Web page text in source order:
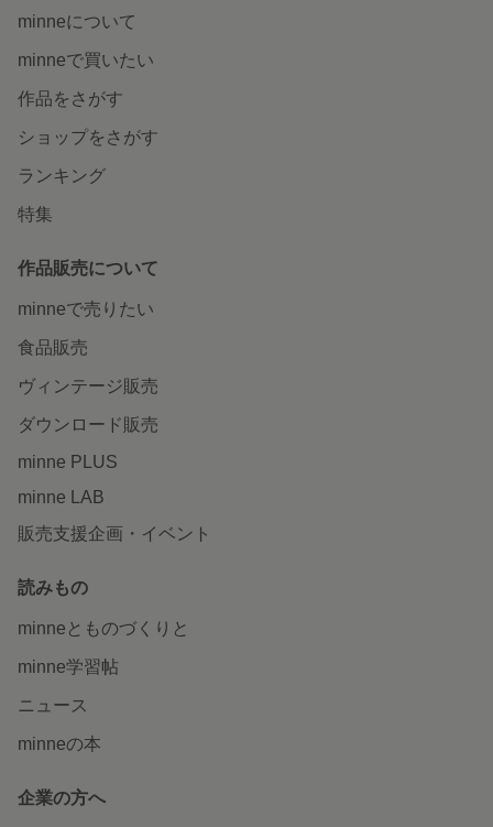
minneについて
minneで買いたい
作品をさがす
ショップをさがす
ランキング
特集
作品販売について
minneで売りたい
食品販売
ヴィンテージ販売
ダウンロード販売
minne PLUS
minne LAB
販売支援企画・イベント
読みもの
minneとものづくりと
minne学習帖
ニュース
minneの本
企業の方へ